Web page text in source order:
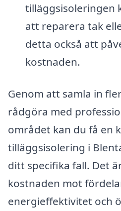
tilläggsisoleringen
att reparera tak
detta också att
kostnaden.
Genom att samla in
rådgöra med
området kan du få en
tilläggsisolering i
ditt specifika fall. Det
kostnaden mot
energieffektivitet och